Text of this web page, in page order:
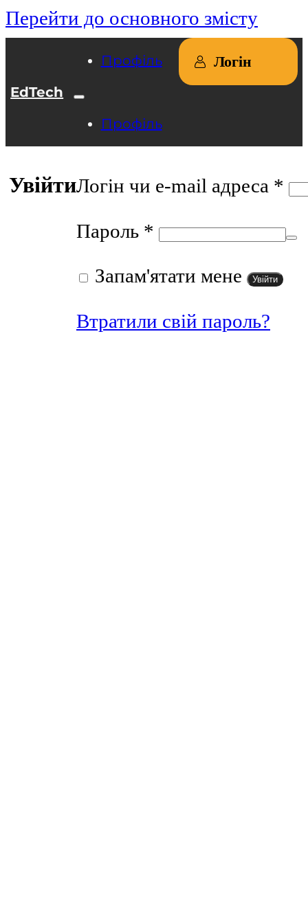
Перейти до основного змісту
EdTech
Профіль
Профіль
Логін
УвійтиЛогін чи e-mail адреса *
Пароль * Обов’язкове
Запам'ятати мене Увійти
Втратили свій пароль?